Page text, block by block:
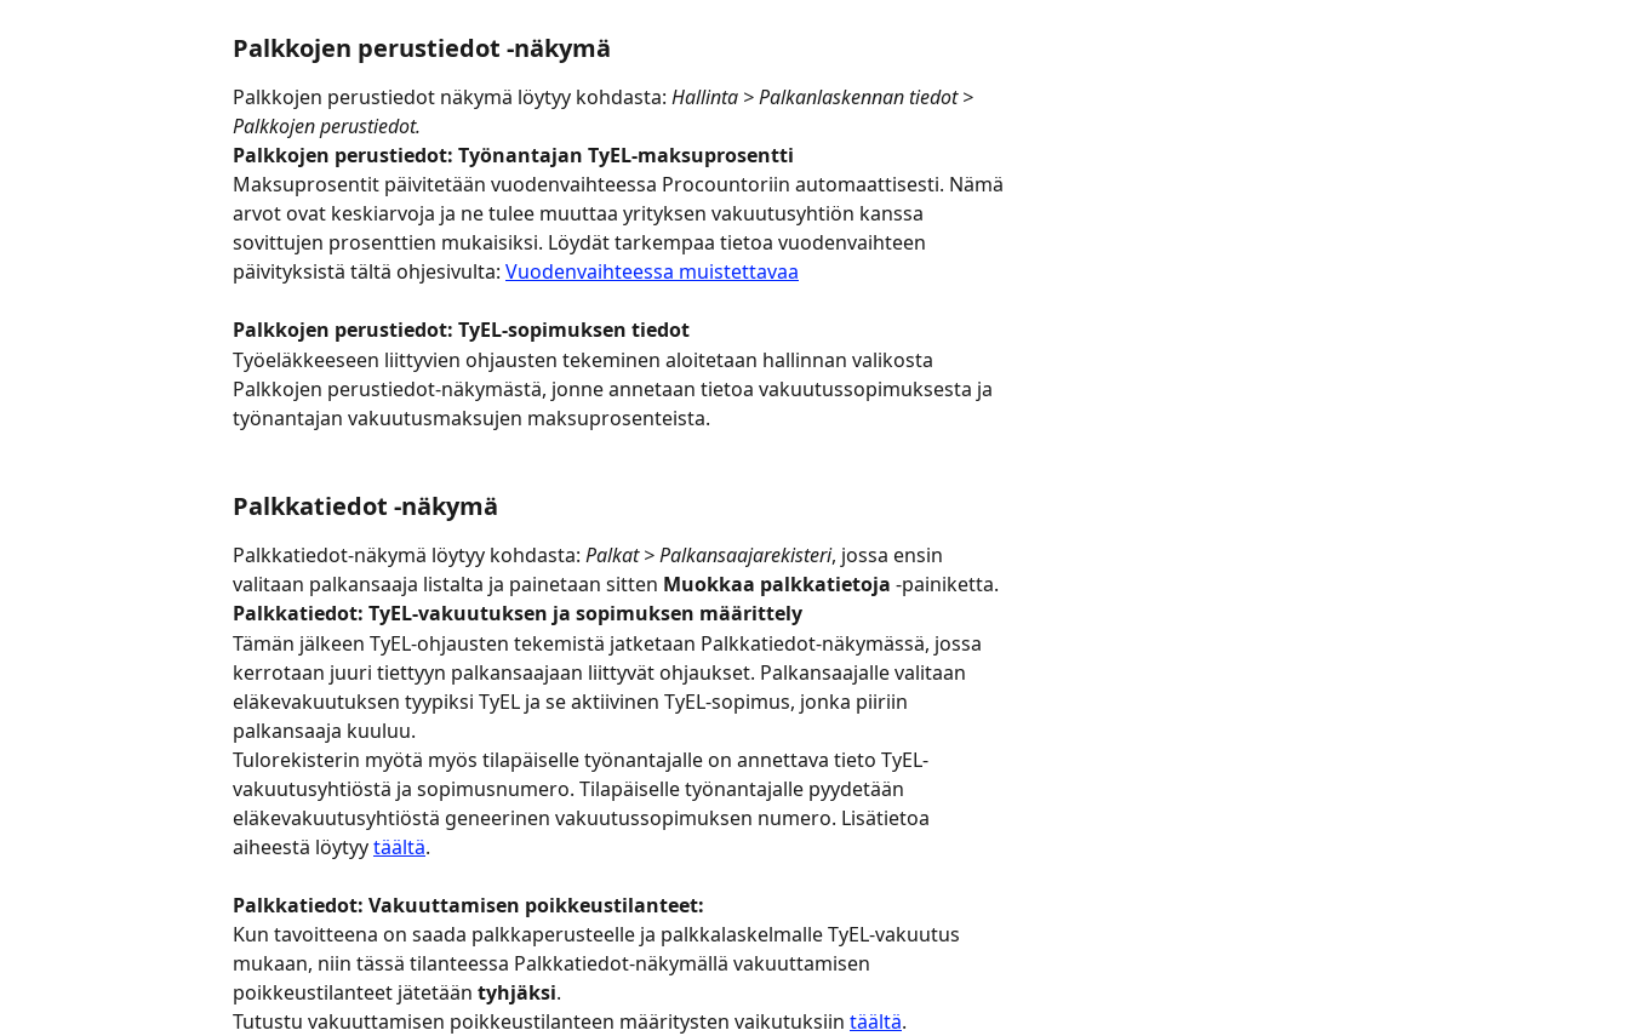
Palkkojen perustiedot -näkymä
Palkkojen perustiedot näkymä löytyy kohdasta: Hallinta > Palkanlaskennan tiedot >
Palkkojen perustiedot.
Palkkojen perustiedot: Työnantajan TyEL-maksuprosentti
Maksuprosentit päivitetään vuodenvaihteessa Procountoriin automaattisesti. Nämä
arvot ovat keskiarvoja ja ne tulee muuttaa yrityksen vakuutusyhtiön kanssa
sovittujen prosenttien mukaisiksi. Löydät tarkempaa tietoa vuodenvaihteen
päivityksistä tältä ohjesivulta: Vuodenvaihteessa muistettavaa
Palkkojen perustiedot: TyEL-sopimuksen tiedot
Työeläkkeeseen liittyvien ohjausten tekeminen aloitetaan hallinnan valikosta
Palkkojen perustiedot-näkymästä, jonne annetaan tietoa vakuutussopimuksesta ja
työnantajan vakuutusmaksujen maksuprosenteista.
Palkkatiedot -näkymä
Palkkatiedot-näkymä löytyy kohdasta: Palkat > Palkansaajarekisteri, jossa ensin
valitaan palkansaaja listalta ja painetaan sitten Muokkaa palkkatietoja -painiketta.
Palkkatiedot: TyEL-vakuutuksen ja sopimuksen määrittely
Tämän jälkeen TyEL-ohjausten tekemistä jatketaan Palkkatiedot-näkymässä, jossa
kerrotaan juuri tiettyyn palkansaajaan liittyvät ohjaukset. Palkansaajalle valitaan
eläkevakuutuksen tyypiksi TyEL ja se aktiivinen TyEL-sopimus, jonka piiriin
palkansaaja kuuluu.
Tulorekisterin myötä myös tilapäiselle työnantajalle on annettava tieto TyEL-
vakuutusyhtiöstä ja sopimusnumero. Tilapäiselle työnantajalle pyydetään
eläkevakuutusyhtiöstä geneerinen vakuutussopimuksen numero. Lisätietoa
aiheestä löytyy täältä.
Palkkatiedot: Vakuuttamisen poikkeustilanteet:
Kun tavoitteena on saada palkkaperusteelle ja palkkalaskelmalle TyEL-vakuutus
mukaan, niin tässä tilanteessa Palkkatiedot-näkymällä vakuuttamisen
poikkeustilanteet jätetään tyhjäksi.
Tutustu vakuuttamisen poikkeustilanteen määritysten vaikutuksiin täältä.